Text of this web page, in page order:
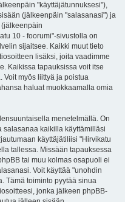
"käyttäjätunnuksesi"),
(jälkeenpäin "salasanasi") ja
10 - foorumi"-sivustolla on
sijaitsee. Kaikki muut tieto
lisäksi, joita vaadimme
Kaikissa tapauksissa voit itse
Voit myös liittyä ja poistua
haluat muokkaamalla omia
menetelmällä. On
salasanaa kaikilla käyttämilläsi
käyttäjätiliisi "Hirvikatu
tallessa. Missään tapauksessa
tai muu kolmas osapuoli ei
Voit käyttää "unohdin
Tämä toiminto pyytää sinua
jonka jälkeen phpBB-